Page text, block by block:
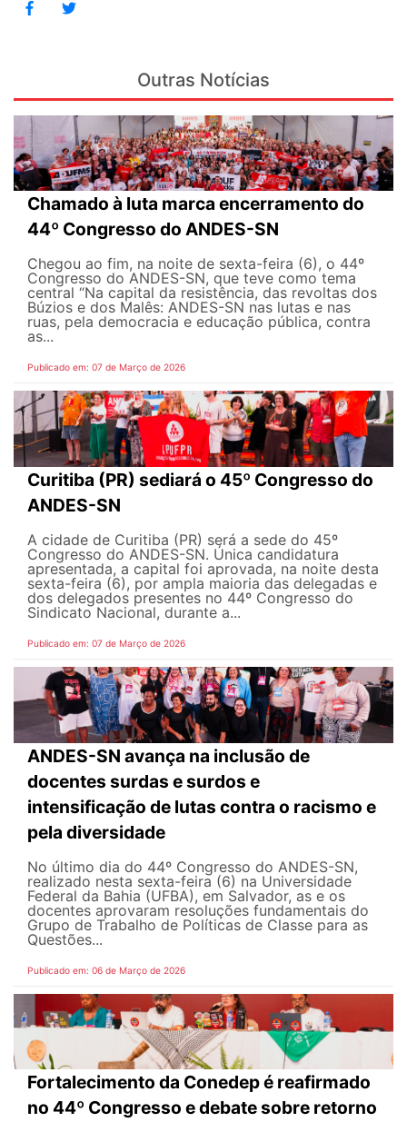
Outras Notícias
Chamado à luta marca encerramento do
44º Congresso do ANDES-SN
Chegou ao fim, na noite de sexta-feira (6), o 44º
Congresso do ANDES-SN, que teve como tema
central “Na capital da resistência, das revoltas dos
Búzios e dos Malês: ANDES-SN nas lutas e nas
ruas, pela democracia e educação pública, contra
as...
Publicado em: 07 de Março de 2026
Curitiba (PR) sediará o 45º Congresso do
ANDES-SN
A cidade de Curitiba (PR) será a sede do 45º
Congresso do ANDES-SN. Única candidatura
apresentada, a capital foi aprovada, na noite desta
sexta-feira (6), por ampla maioria das delegadas e
dos delegados presentes no 44º Congresso do
Sindicato Nacional, durante a...
Publicado em: 07 de Março de 2026
ANDES-SN avança na inclusão de
docentes surdas e surdos e
intensificação de lutas contra o racismo e
pela diversidade
No último dia do 44º Congresso do ANDES-SN,
realizado nesta sexta-feira (6) na Universidade
Federal da Bahia (UFBA), em Salvador, as e os
docentes aprovaram resoluções fundamentais do
Grupo de Trabalho de Políticas de Classe para as
Questões...
Publicado em: 06 de Março de 2026
Fortalecimento da Conedep é reafirmado
no 44º Congresso e debate sobre retorno